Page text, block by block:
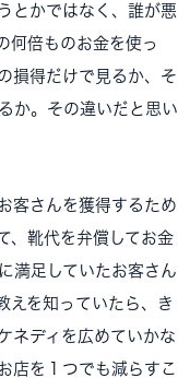
とかではなく、誰が悪
何倍ものお金を使っ
損得だけで見るか、そ
か。その違いだと思い
客さんを獲得するため
、靴代を弁償してお金
満足していたお客さん
えを知っていたら、き
ネディを広めていかな
店を１つでも減らすこ